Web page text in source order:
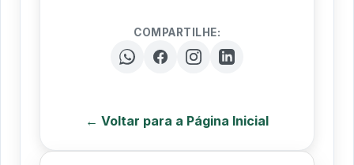
COMPARTILHE:
← Voltar para a Página Inicial